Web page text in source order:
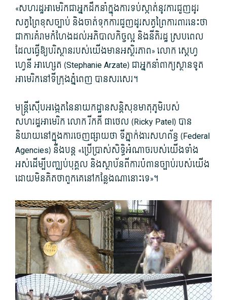
«សហរដ្ឋអាមេរិកជាអ្នកដឹកនាំក្នុងការទប់ស្កាត់នូវការជួញដូរ
សត្វព្រៃខុសច្បាប់ និងចាត់ទុកការជួញដូរសត្វព្រៃការពារនេះថា
ជាការគំរាមកំហែងដល់អភិបាលកិច្ចល្អ និងនីតិរដ្ឋ ស្របពេល
ដែលធ្វើឱ្យបរិស្ថានរបស់យើងមានអស្ថិរភាព» លោក ស្តេហ្វ
ហ្វេនី អាហ្សេត (Stephanie Arzate) ជាអ្នកនាំពាក្យស្ថានទូត
អាមេរិកនៅទីក្រុងភ្នំពេញ បានសរសេរ។
មន្ត្រីស៊ើបអង្កេតនៃនាយកដ្ឋានសន្តិសុខមាតុភូមិរបស់
សហរដ្ឋអាមេរិក លោក រីកគី ផាថេល (Ricky Patel) បាន
និយាយនៅក្នុងការចេញផ្សាយថា ទីភ្នាក់ងារសហព័ន្ធ (Federal
Agencies) នឹងបន្ត «ប្រើប្រាស់សិទ្ធិអំណាចរបស់យើងទាំង
អស់ដើម្បីបញ្ឈប់បុគ្គល និងស្ថាប័នពីការបំពានច្បាប់របស់យើង
ដោយមិនគិតថាពួកគេនៅកន្លែងណានោះទេ»។